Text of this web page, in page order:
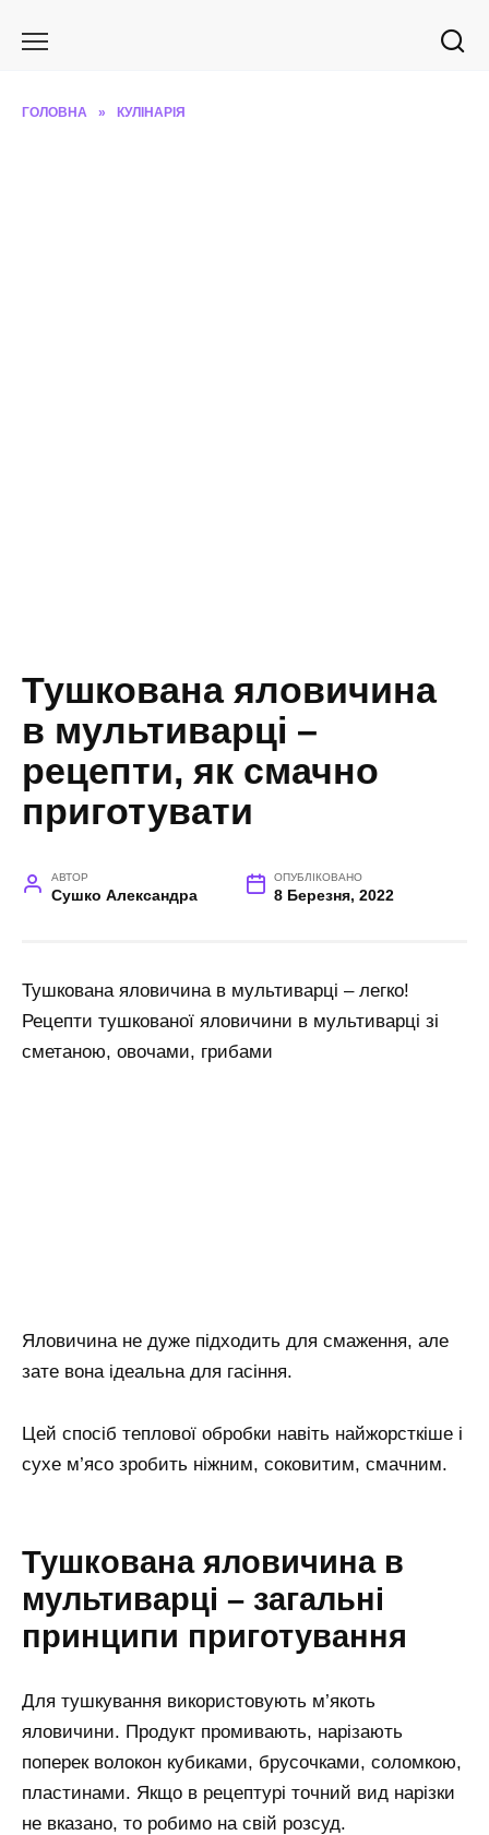
ГОЛОВНА » КУЛІНАРІЯ
Тушкована яловичина
в мультиварці –
рецепти, як смачно
приготувати
АВТОР
Сушко Александра
ОПУБЛІКОВАНО
8 Березня, 2022
Тушкована яловичина в мультиварці – легко!
Рецепти тушкованої яловичини в мультиварці зі
сметаною, овочами, грибами
Яловичина не дуже підходить для смаження, але
зате вона ідеальна для гасіння.
Цей спосіб теплової обробки навіть найжорсткіше і
сухе м’ясо зробить ніжним, соковитим, смачним.
Тушкована яловичина в
мультиварці – загальні
принципи приготування
Для тушкування використовують м’якоть
яловичини. Продукт промивають, нарізають
поперек волокон кубиками, брусочками, соломкою,
пластинами. Якщо в рецептурі точний вид нарізки
не вказано, то робимо на свій розсуд.